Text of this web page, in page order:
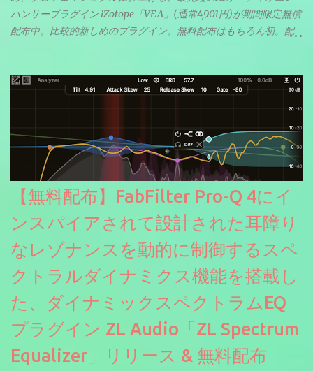
ハンサープラグイン iZotope「VEA」(通常4,901円)が期間限定無償
配布中。比較的新しめのプラグイン。無料配布はもちろん初。配
【無料配布】FabFilter Pro-Q 4にイ
ンスパイアされて設計された耳障り
なレゾナンスを動的に制御するスペ
クトラルダイナミクス機能を搭載し
た、ダイナミックスペクトラムEQ
プラグイン ZL Audio「ZL Spectrum
Equalizer」リリース & 無料配布